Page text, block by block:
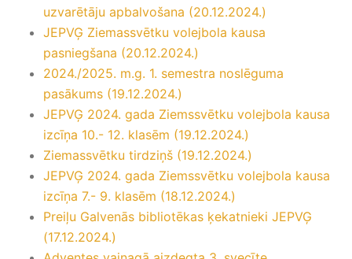
uzvarētāju apbalvošana (20.12.2024.)
JEPVĢ Ziemassvētku volejbola kausa
pasniegšana (20.12.2024.)
2024./2025. m.g. 1. semestra noslēguma
pasākums (19.12.2024.)
JEPVĢ 2024. gada Ziemssvētku volejbola kausa
izcīņa 10.- 12. klasēm (19.12.2024.)
Ziemassvētku tirdziņš (19.12.2024.)
JEPVĢ 2024. gada Ziemssvētku volejbola kausa
izcīņa 7.- 9. klasēm (18.12.2024.)
Preiļu Galvenās bibliotēkas ķekatnieki JEPVĢ
(17.12.2024.)